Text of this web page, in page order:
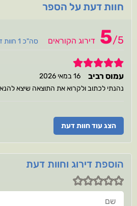
חוות דעת על הספר
5/5 דירוג הקוראים סה"כ 1 חוות דעת
5
עמוס רביב
16 במאי 2026
נהנתי לכתוב ולקרוא את התוצאה שיצא
הצג עוד חוות דעת
הוספת דירוג וחוות דעת
שם